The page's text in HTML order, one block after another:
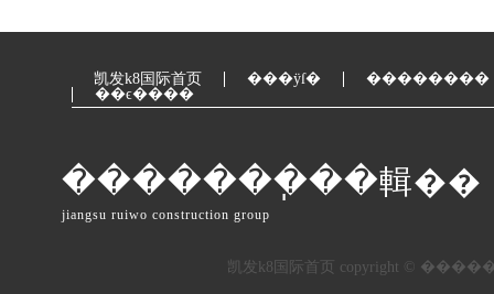
凯发k8国际首页 ���ÿſ�
��������
��ϵ����
�������ֽ��輯��
jiangsu ruiwo construction group